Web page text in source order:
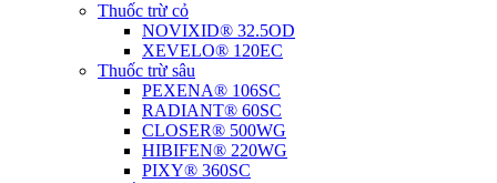
Thuốc trừ cỏ
NOVIXID® 32.5OD
XEVELO® 120EC
Thuốc trừ sâu
PEXENA® 106SC
RADIANT® 60SC
CLOSER® 500WG
HIBIFEN® 220WG
PIXY® 360SC